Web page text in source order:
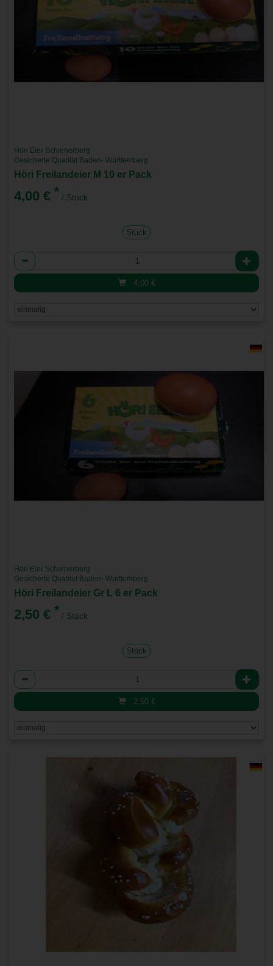
Höri Eier Schienerberg
Gesicherte Qualität Baden- Württemberg
Höri Freilandeier M 10 er Pack
4,00 € * / Stück
Stück
Anzahl
4,00 €
Höri Eier Schienerberg
Gesicherte Qualität Baden- Württemberg
Höri Freilandeier Gr L 6 er Pack
2,50 € * / Stück
Stück
Anzahl
2,50 €